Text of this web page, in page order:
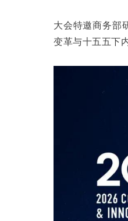
大会特邀商务部
变革与十五五下